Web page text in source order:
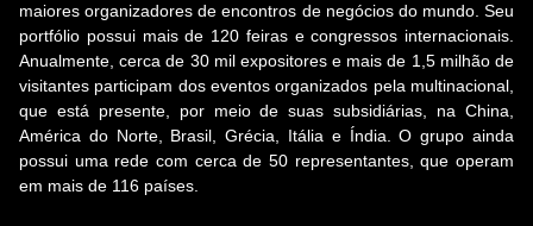
maiores organizadores de encontros de negócios do mundo. Seu
portfólio possui mais de 120 feiras e congressos internacionais.
Anualmente, cerca de 30 mil expositores e mais de 1,5 milhão de
visitantes participam dos eventos organizados pela multinacional,
que está presente, por meio de suas subsidiárias, na China,
América do Norte, Brasil, Grécia, Itália e Índia. O grupo ainda
possui uma rede com cerca de 50 representantes, que operam
em mais de 116 países.